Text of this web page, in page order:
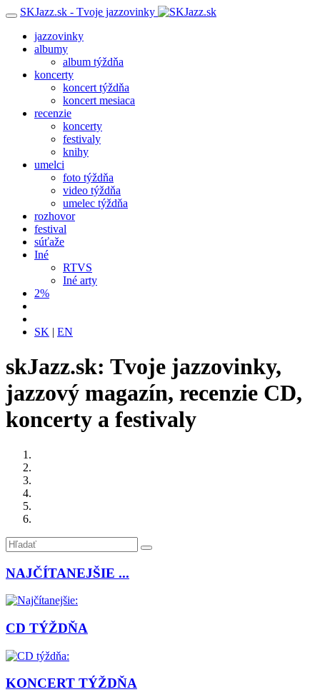
SKJazz.sk - Tvoje jazzovinky
jazzovinky
albumy
album týždňa
koncerty
koncert týždňa
koncert mesiaca
recenzie
koncerty
festivaly
knihy
umelci
foto týždňa
video týždňa
umelec týždňa
rozhovor
festival
súťaže
Iné
RTVS
Iné arty
2%
SK | EN
skJazz.sk: Tvoje jazzovinky,
jazzový magazín, recenzie CD,
koncerty a festivaly
NAJČÍTANEJŠIE ...
CD TÝŽDŇA
KONCERT TÝŽDŇA